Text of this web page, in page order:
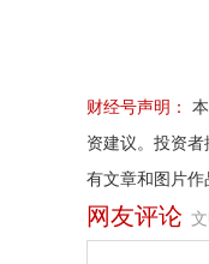
财经号声明：
资建议。投资
有文章和图片作
网友评论